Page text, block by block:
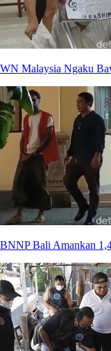
WN Malaysia Ngaku
BNNP Bali Amankan